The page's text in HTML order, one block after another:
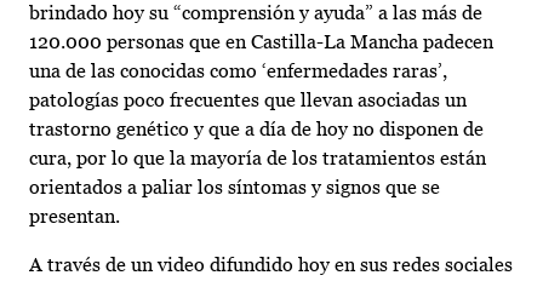
brindado hoy su “comprensión y ayuda” a las más de
120.000 personas que en Castilla-La Mancha padecen
una de las conocidas como ‘enfermedades raras’,
patologías poco frecuentes que llevan asociadas un
trastorno genético y que a día de hoy no disponen de
cura, por lo que la mayoría de los tratamientos están
orientados a paliar los síntomas y signos que se
presentan.
A través de un video difundido hoy en sus redes sociales